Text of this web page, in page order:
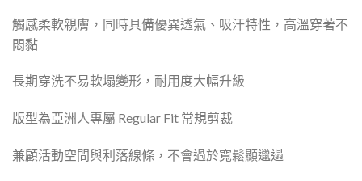
觸感柔軟親膚，同時具備優異透氣、吸汗特性，高溫穿著不
悶黏
長期穿洗不易軟塌變形，耐用度大幅升級
版型為亞洲人專屬 Regular Fit 常規剪裁
兼顧活動空間與利落線條，不會過於寬鬆顯邋遢